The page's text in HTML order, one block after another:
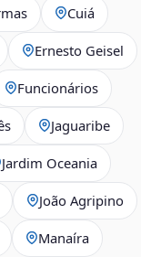
Cuiá
Ernesto Geisel
Funcionários
Jaguaribe
Jardim Oceania
João Agripino
Manaíra